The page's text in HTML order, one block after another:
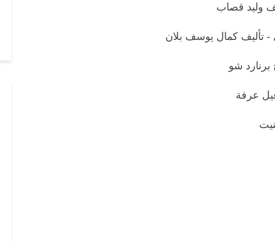
وليد قصاب
- تأليف كمال يوسف بلان
برنارد شو
عرفة